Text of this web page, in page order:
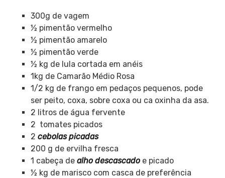
300g de vagem
½ pimentão vermelho
½ pimentão amarelo
½ pimentão verde
½ kg de lula cortada em anéis
1kg de Camarão Médio Rosa
1/2 kg de frango em pedaços pequenos, pode
ser peito, coxa, sobre coxa ou ca oxinha da asa.
2 litros de água fervente
2 tomates picados
2 cebolas picadas
200 g de ervilha fresca
1 cabeça de alho descascado e picado
½ kg de marisco com casca de preferência